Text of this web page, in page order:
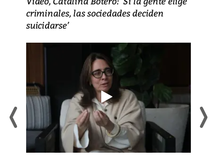
criminales, las sociedades deciden
suicidarse’